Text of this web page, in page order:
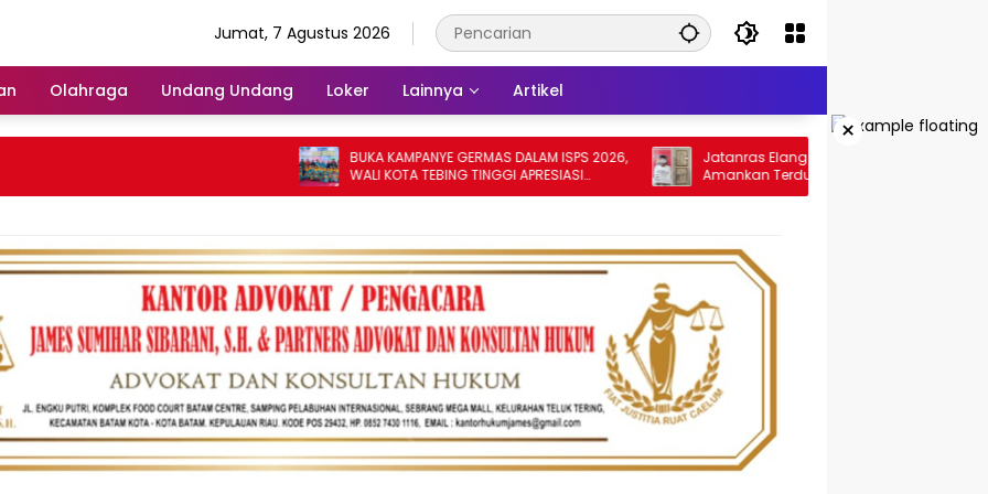
Jumat, 7 Agustus 2026
Olahraga Undang Undang Loker Lainnya Artikel
×
BUKA KAMPANYE GERMAS DALAM ISPS 2026,
WALI KOTA TEBING TINGGI APRESIASI
PENURUNAN STUNTING
Jatanras Elang Sakti Polres Tebing Tinggi
Amankan Terduga Pelaku Penggelapan
Sepeda Motor